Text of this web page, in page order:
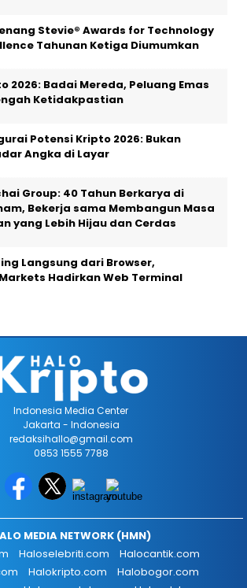
Stevie® Awards for Technology
Tahunan Ketiga Diumumkan
2026: Badai Mereda, Peluang Emas
Ketidakpastian
Potensi Kripto 2026: Bukan
Angka di Layar
Group: 40 Tahun Berkarya di
Bekerja sama Membangun Masa
yang Lebih Hijau dan Cerdas
Langsung dari Browser,
Hadirkan Web Terminal
Indonesia Media Center
Jakarta - Indonesia
redaksihallo@gmail.com
0853 1555 7788
MEDIA NETWORK (HMN)
Haloselebriti.com
Halocantik.com
Halokripto.com
Halobogor.com